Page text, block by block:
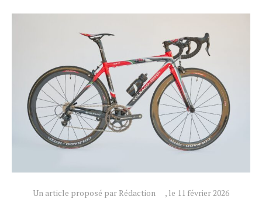
Un article proposé par Rédaction , le 11 février 2026
Actualités
Technologies